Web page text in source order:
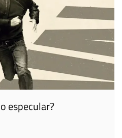
especular?